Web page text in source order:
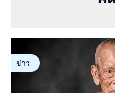
ข่าว